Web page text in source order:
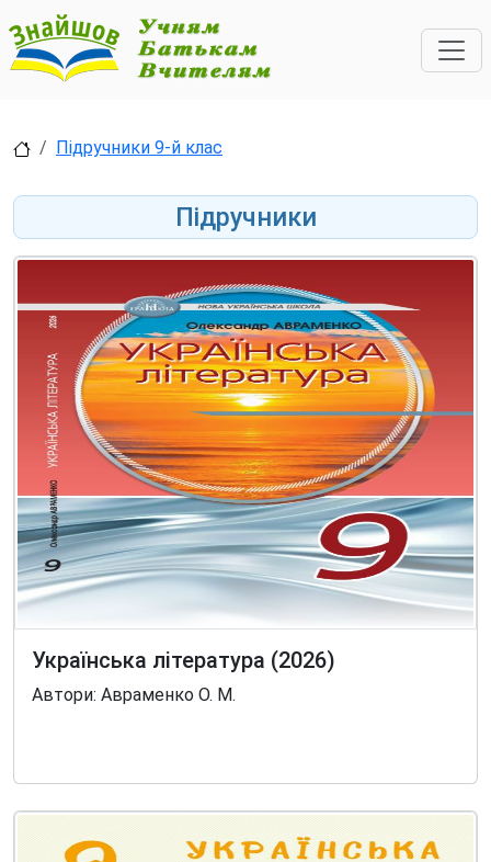
Підручники 9-й клас
Підручники
Українська література (2026)
Автори: Авраменко О. М.